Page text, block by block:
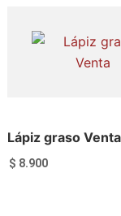
Añadir al
Lápiz graso Venta
$ 8.900